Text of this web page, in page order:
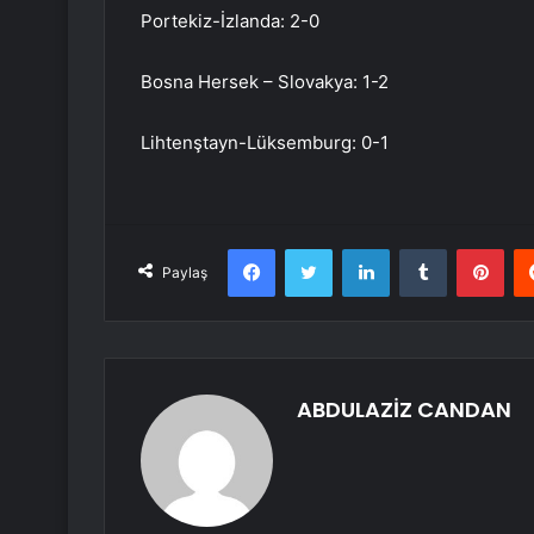
Portekiz-İzlanda: 2-0
Bosna Hersek – Slovakya: 1-2
Lihtenştayn-Lüksemburg: 0-1
Paylaş
FacebookTwitter LinkedInTumblr
ABDULAZİZ CANDAN